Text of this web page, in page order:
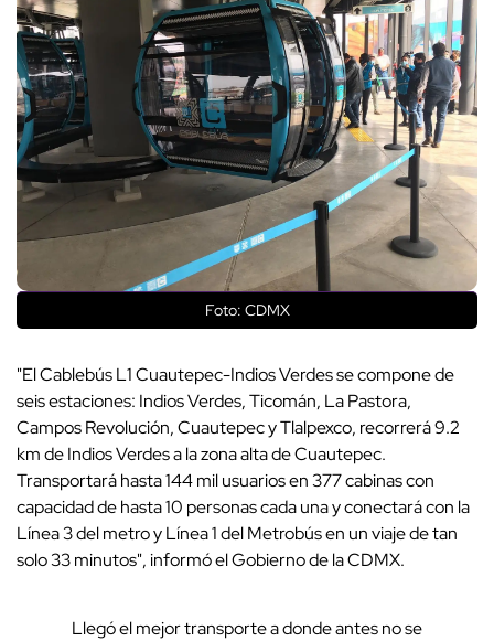
Foto: CDMX
"El Cablebús L1 Cuautepec-Indios Verdes se compone de
seis estaciones: Indios Verdes, Ticomán, La Pastora,
Campos Revolución, Cuautepec y Tlalpexco, recorrerá 9.2
km de Indios Verdes a la zona alta de Cuautepec.
Transportará hasta 144 mil usuarios en 377 cabinas con
capacidad de hasta 10 personas cada una y conectará con la
Línea 3 del metro y Línea 1 del Metrobús en un viaje de tan
solo 33 minutos", informó el Gobierno de la CDMX.
Llegó el mejor transporte a donde antes no se